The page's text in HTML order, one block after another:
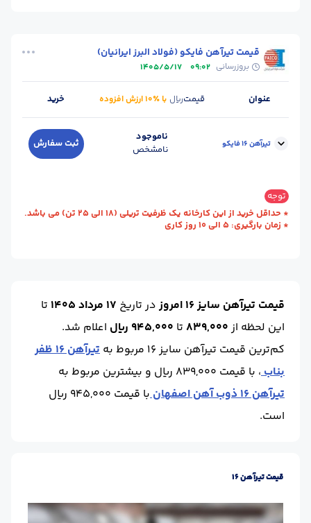
قیمت تیرآهن فایکو (فولاد البرز ایرانیان)
بروزرسانی 09:02
1405/5/17
عنوان قیمتریال با ٪۱۰ ارزش افزوده خرید
تیرآهن 16 فایکو
ناموجود
نامشخص
ثبت سفارش
سایز :
طول شاخه (m) :
12 واحد :کیلوگرم
توجه
* حداقل خرید از این کارخانه یک ظرفیت تریلی (18 الی 25 تن) می باشد.
* زمان بارگیری: 5 الی 10 روز کاری
قیمت تیرآهن سایز 16 امروز در تاریخ 17 مرداد 1405
تا
این لحظه از839,000 تا 945,000 ریال
اعلام شد.
کم‌ترین قیمت تیرآهن سایز 16 مربوط به
تیرآهن 16 ظفر
بناب، با قیمت 839,000 ریال و بیشترین مربوط به
تیرآهن 16 ذوب آهن اصفهان
با قیمت 945,000 ریال
است.
قیمت تیرآهن 16